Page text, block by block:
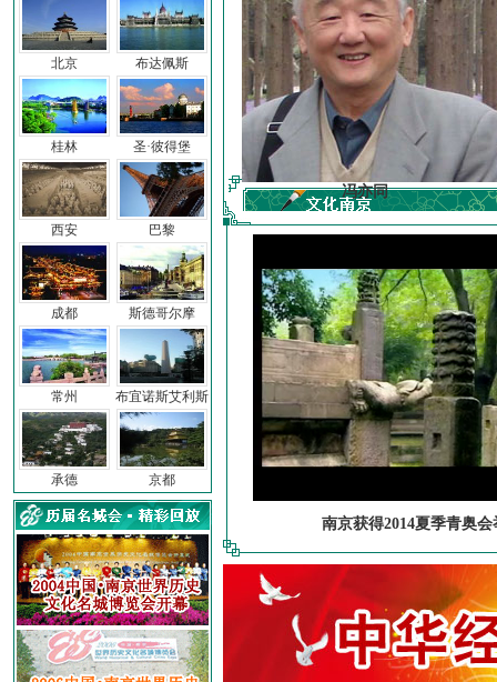
北京
桂林
西安
成都
常州
承德
布达佩斯
圣·彼得堡
巴黎
斯德哥尔摩
布宜诺斯艾利斯
京都
车前子 冯亦同
南京获得2014夏季青奥会